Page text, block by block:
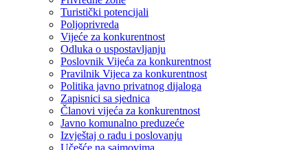
Turistički potencijali
Poljoprivreda
Vijeće za konkurentnost
Odluka o uspostavljanju
Poslovnik Vijeća za konkurentnost
Pravilnik Vijeca za konkurentnost
Politika javno privatnog dijaloga
Zapisnici sa sjednica
Članovi vijeća za konkurentnost
Javno komunalno preduzeće
Izvještaj o radu i poslovanju
Učešće na sajmovima